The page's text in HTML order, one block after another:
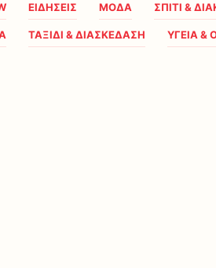
ΕΙΔΗΣΕΙΣ ΜΟΔΑ ΣΠΙΤΙ &
ΤΑΞΙΔΙ & ΔΙΑΣΚΕΔΑΣΗ ΥΓΕΙΑ &